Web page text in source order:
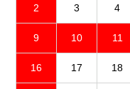
2 3 4
9 10 11
16 17 18